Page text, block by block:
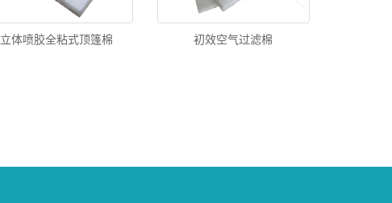
立体喷胶全粘式顶篷棉 初效空气过滤棉